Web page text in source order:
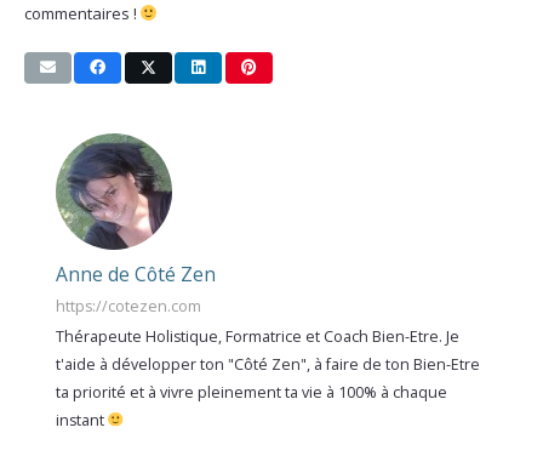
commentaires !
Anne de Côté Zen
https://cotezen.com
Thérapeute Holistique, Formatrice et Coach Bien-Etre. Je
t'aide à développer ton "Côté Zen", à faire de ton Bien-Etre
ta priorité et à vivre pleinement ta vie à 100% à chaque
instant